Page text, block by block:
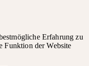
Erfahrung zu
Funktion der Website